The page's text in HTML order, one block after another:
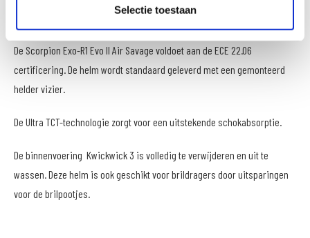
Selectie toestaan
Scorpion EXO-R1 EVO ll AIR SAVAGE integraalhelm
De Scorpion Exo-R1 Evo ll Air Savage voldoet aan de ECE 22.06
certificering. De helm wordt standaard geleverd met een gemonteerd
helder vizier.
De Ultra TCT-technologie zorgt voor een uitstekende schokabsorptie.
De binnenvoering Kwickwick 3 is volledig te verwijderen en uit te
wassen. Deze helm is ook geschikt voor brildragers door uitsparingen
voor de brilpootjes.